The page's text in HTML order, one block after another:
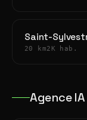
Saint-
20 km2K hab.
Agence